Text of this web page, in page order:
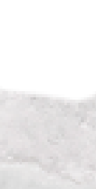
магниты в